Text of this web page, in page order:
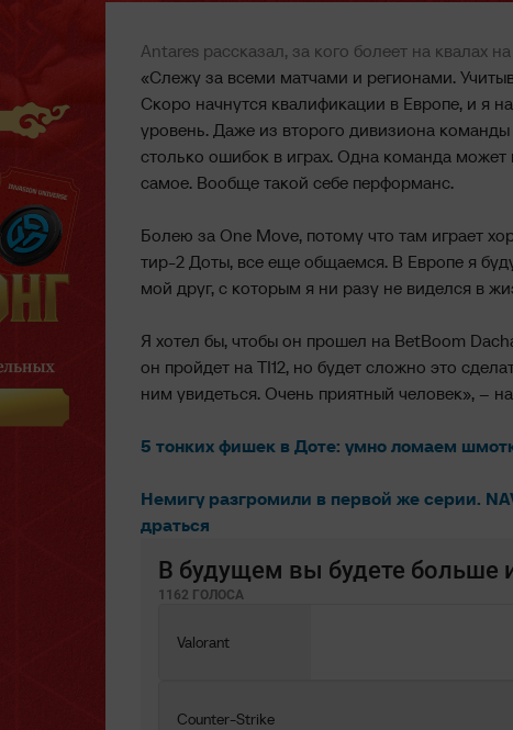
Antares рассказал, за кого болеет на квалах на
«Слежу за всеми матчами и регионами.
Скоро начнутся квалификации в Европе, и я
уровень. Даже из второго дивизиона
столько ошибок в играх. Одна команда
самое. Вообще такой себе перформанс.
Болею за One Move, потому что там играет
тир-2 Доты, все еще общаемся. В Европе я
мой друг, с которым я ни разу не виделся в
Я хотел бы, чтобы он прошел на BetBoom
он пройдет на TI12, но будет сложно это
ним увидеться. Очень приятный человек», –
5 тонких фишек в Доте: умно ломаем
Немигу разгромили в первой же серии.
драться
В будущем вы будете больше
1162 ГОЛОСА
Valorant
Counter-Strike